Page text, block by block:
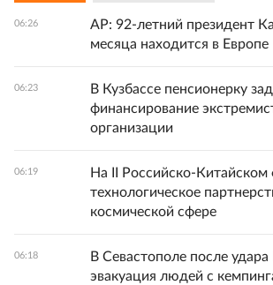
06:26
AP: 92-летний президент
месяца находится в Европе
06:23
В Кузбассе пенсионерку
финансирование
организации
06:19
На II Российско-Китайском
технологическое
космической сфере
06:18
В Севастополе после
эвакуация людей с